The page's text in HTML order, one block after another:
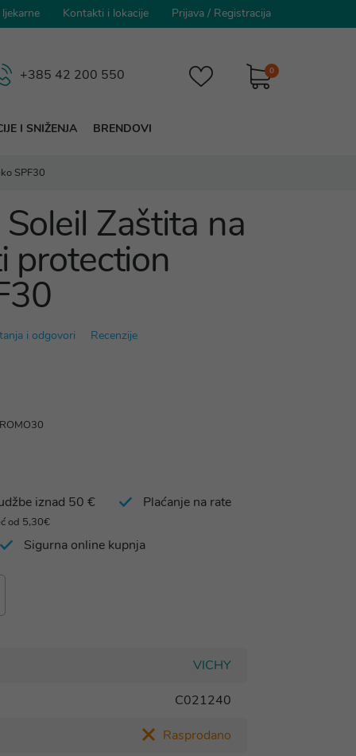
Kontakti i lokacije Prijava / Registracija
0
+385 42 200 550
I SNIŽENJA BRENDOVI
SPF30
Zaštita na
protection
i odgovori Recenzije
iznad 50 €
od 5,30€
Plaćanje na rate
Sigurna online kupnja
VICHY
C021240
Rasprodano